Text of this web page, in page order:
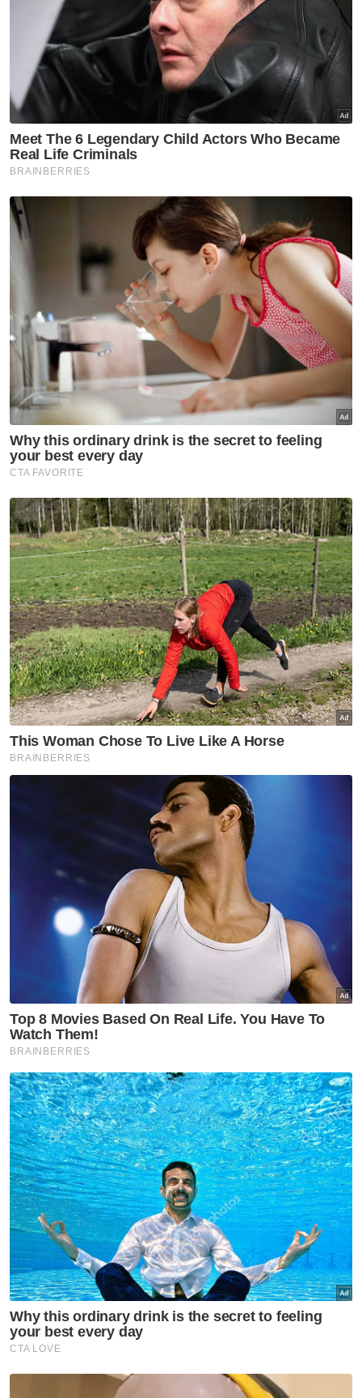
Muat turun aplikasi Sinar Harian.Klik di sini!
PDRM
Narkotik
Artikel Disyorkan
Semasa
DKU Negeri Sembilan, SU mahu
mencelah semakan kehakiman
singkir Tuanku Muhriz
Semasa
Lantai bas sekolah reput ragut
nyawa Adam, ibu tunggu tujuh
Semasa
Jufazli kekal bebas dua
pertuduhan komunikasi jelik
terhadap Ismail Sabri, UMNO
Semasa
Reformasi TH mula tunjuk
hasil, pelaksanaan syor RCI
diperkukuh - Pakar ekonomi